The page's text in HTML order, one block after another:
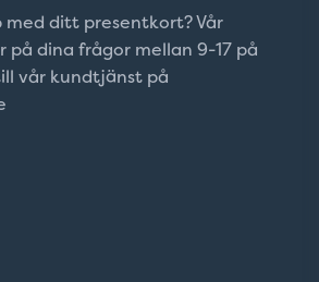
med ditt presentkort? Vår
på dina frågor mellan 9-17 på
vår kundtjänst på